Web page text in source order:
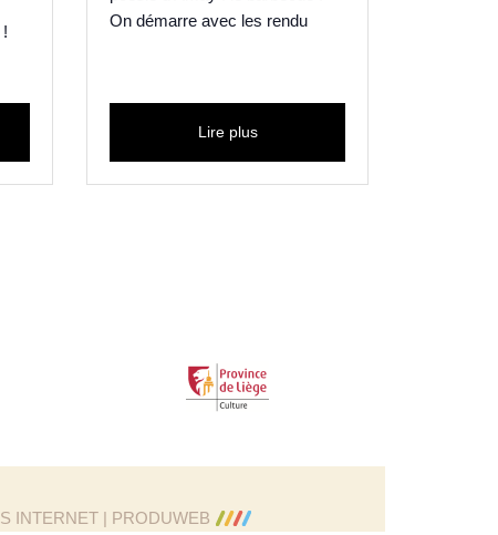
On démarre avec les rendu
Lire plus
INTERNET | PRODUWEB